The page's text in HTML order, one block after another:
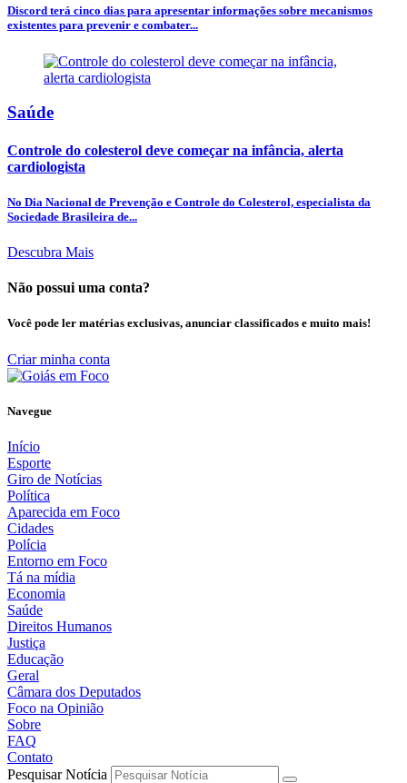
Discord terá cinco dias para apresentar informações sobre mecanismos
existentes para prevenir e combater...
Saúde
Controle do colesterol deve começar na infância, alerta
cardiologista
No Dia Nacional de Prevenção e Controle do Colesterol, especialista da
Sociedade Brasileira de...
Descubra Mais
Não possui uma conta?
Você pode ler matérias exclusivas, anunciar classificados e muito mais!
Criar minha conta
Navegue
Início
Esporte
Giro de Notícias
Política
Aparecida em Foco
Cidades
Polícia
Entorno em Foco
Tá na mídia
Economia
Saúde
Direitos Humanos
Justiça
Educação
Geral
Câmara dos Deputados
Foco na Opinião
Sobre
FAQ
Contato
Pesquisar Notícia